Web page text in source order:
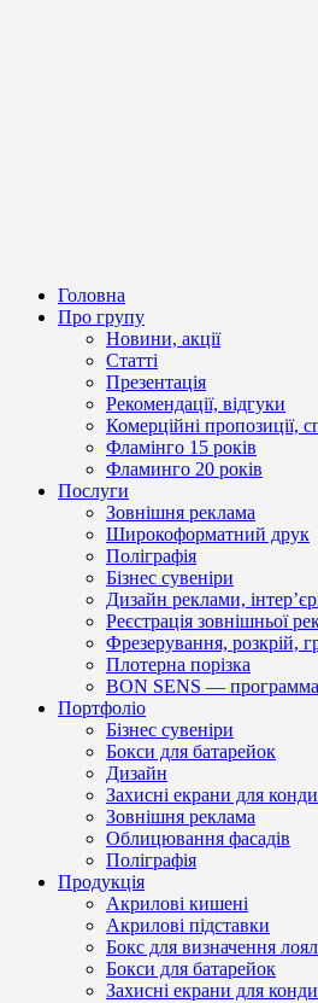
Головна
Про групу
Новини, акції
Статті
Презентація
Рекомендації, відгуки
Комерційні пропозиції,
Фламінго 15 років
Фламинго 20 років
Послуги
Зовнішня реклама
Широкоформатний друк
Поліграфія
Бізнес сувеніри
Дизайн реклами,
Реєстрація зовнішньої
Фрезерування, розкрій,
Плотерна порізка
BON SENS — программа
Портфоліо
Бізнес сувеніри
Бокси для батарейок
Дизайн
Захисні екрани для
Зовнішня реклама
Облицювання фасадів
Поліграфія
Продукція
Акрилові кишені
Акрилові підставки
Бокс для визначення
Бокси для батарейок
Захисні екрани для